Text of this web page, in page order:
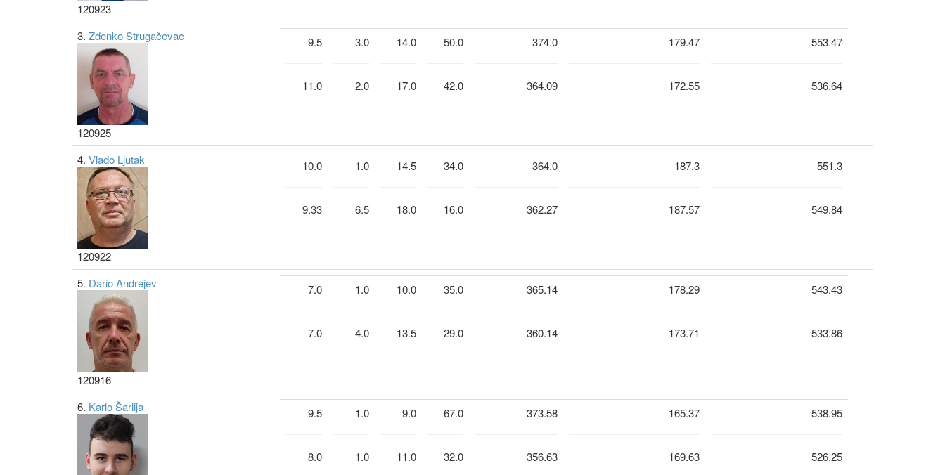
120923
3. Zdenko Strugačevac
120925
9.5
11.0
3.0
2.0
14.0
17.0
50.0
42.0
374.0
364.09
179.47
172.55
553.47
536.64
4. Vlado Ljutak
120922
10.0
9.33
1.0
6.5
14.5
18.0
34.0
16.0
364.0
362.27
187.3
187.57
551.3
549.84
5. Dario Andrejev
120916
7.0
7.0
1.0
4.0
10.0
13.5
35.0
29.0
365.14
360.14
178.29
173.71
543.43
533.86
6. Karlo Šarlija 9.5
8.0
1.0
1.0
9.0
11.0
67.0
32.0
373.58
356.63
165.37
169.63
538.95
526.25